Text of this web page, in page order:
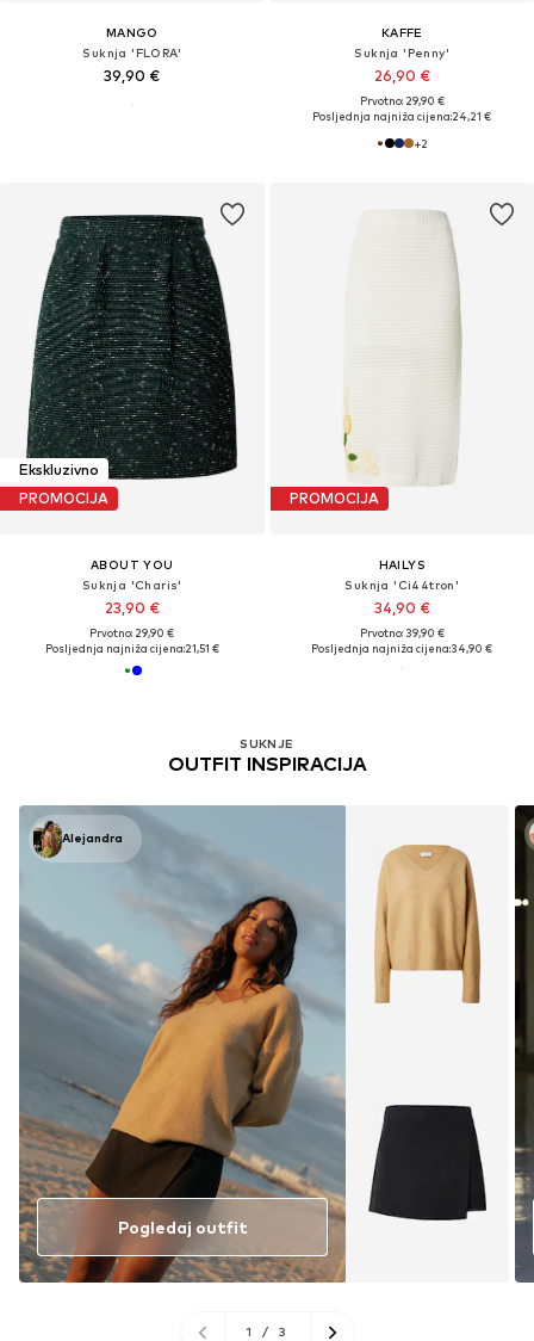
MANGO
Suknja 'FLORA'
39,90 €
KAFFE
Suknja 'Penny'
26,90 €
Prvotno: 29,90 €
Posljednja najniža cijena:24,21 €
+2
Ekskluzivno
PROMOCIJA
ABOUT YOU
Suknja 'Charis'
23,90 €
Prvotno: 29,90 €
Posljednja najniža cijena:21,51 €
PROMOCIJA
HAILYS
Suknja 'Ci44tron'
34,90 €
Prvotno: 39,90 €
Posljednja najniža cijena:34,90 €
SUKNJE
OUTFIT INSPIRACIJA
Alejandra
Pogledaj outfit
1 / 3